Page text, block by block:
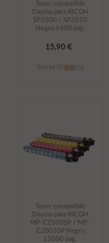
Toner compatible
Dayma para RICOH
SP3500 / SP3510
Negro 6400 pag.
15,90 €
Stocks (5)
Toner compatible
Dayma para RICOH
MP-C2503SP / MP-
C2003SP Negro
15000 pag.